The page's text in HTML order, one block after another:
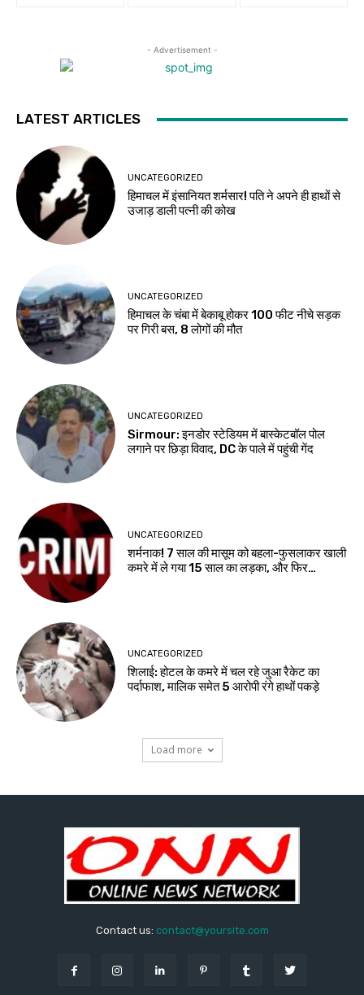
- Advertisement -
LATEST ARTICLES
UNCATEGORIZED
हिमाचल में इंसानियत शर्मसार! पति ने अपने ही हाथों से
उजाड़ डाली पत्नी की कोख
UNCATEGORIZED
हिमाचल के चंबा में बेकाबू होकर 100 फीट नीचे सड़क
पर गिरी बस, 8 लोगों की मौत
UNCATEGORIZED
Sirmour: इनडोर स्टेडियम में बास्केटबॉल पोल
लगाने पर छिड़ा विवाद, DC के पाले में पहुंची गेंद
UNCATEGORIZED
शर्मनाक! 7 साल की मासूम को बहला-फुसलाकर खाली
कमरे में ले गया 15 साल का लड़का, और फिर…
UNCATEGORIZED
शिलाई: होटल के कमरे में चल रहे जुआ रैकेट का
पर्दाफाश, मालिक समेत 5 आरोपी रंगे हाथों पकड़े
Load more
Contact us: contact@yoursite.com